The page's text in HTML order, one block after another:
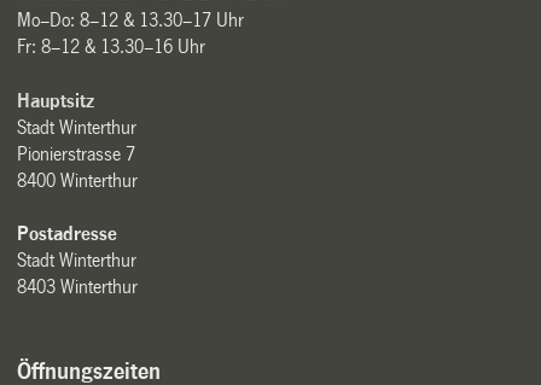
Mo–Do: 8–12 & 13.30–17 Uhr
Fr: 8–12 & 13.30–16 Uhr
Hauptsitz
Stadt Winterthur
Pionierstrasse 7
8400 Winterthur
Postadresse
Stadt Winterthur
8403 Winterthur
Öffnungszeiten